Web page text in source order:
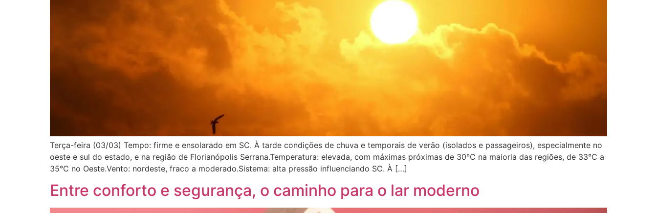
Terça-feira (03/03) Tempo: firme e ensolarado em SC. À tarde condições de chuva e temporais de verão (isolados e passageiros), especialmente no
oeste e sul do estado, e na região de Florianópolis Serrana.Temperatura: elevada, com máximas próximas de 30°C na maioria das regiões, de 33°C a
35°C no Oeste.Vento: nordeste, fraco a moderado.Sistema: alta pressão influenciando SC. À […]
Entre conforto e segurança, o caminho para o lar moderno